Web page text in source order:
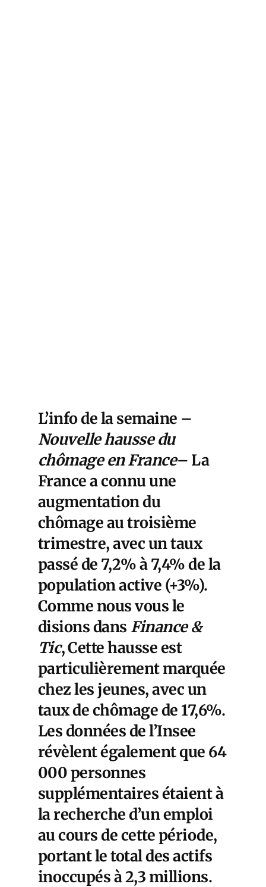
L’info de la semaine –
Nouvelle hausse du
chômage en France– La
France a connu une
augmentation du
chômage au troisième
trimestre, avec un taux
passé de 7,2% à 7,4% de la
population active (+3%).
Comme nous vous le
disions dans Finance &
Tic, Cette hausse est
particulièrement marquée
chez les jeunes, avec un
taux de chômage de 17,6%.
Les données de l’Insee
révèlent également que 64
000 personnes
supplémentaires étaient à
la recherche d’un emploi
au cours de cette période,
portant le total des actifs
inoccupés à 2,3 millions.